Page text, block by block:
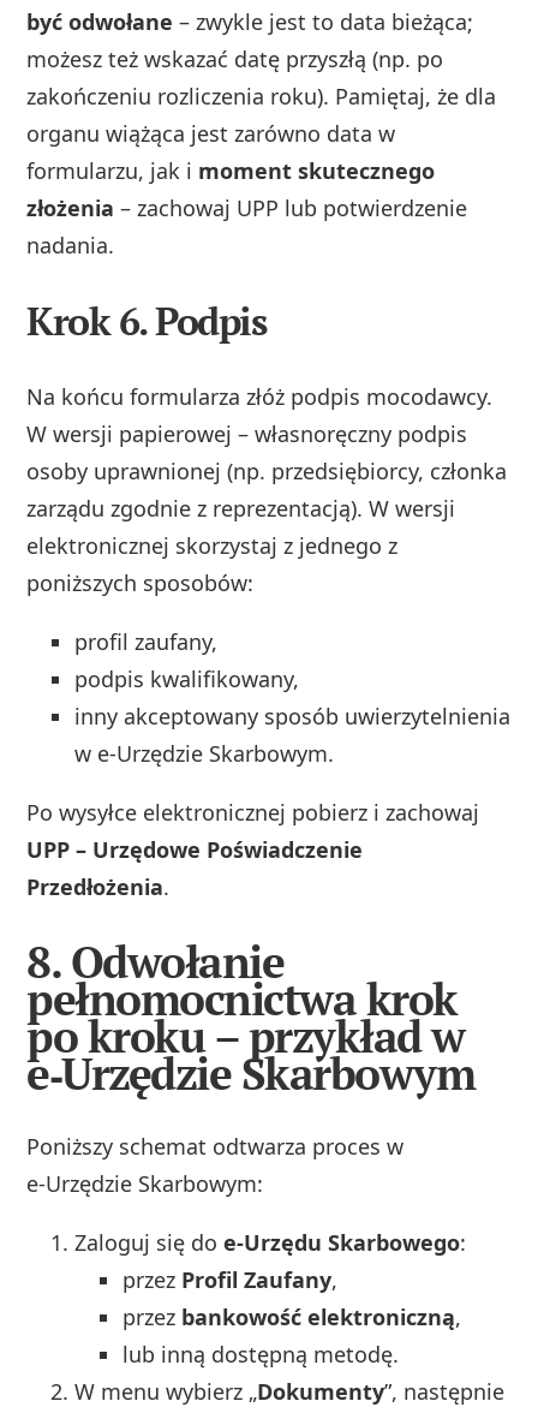
być odwołane – zwykle jest to data bieżąca;
możesz też wskazać datę przyszłą (np. po
zakończeniu rozliczenia roku). Pamiętaj, że dla
organu wiążąca jest zarówno data w
formularzu, jak i moment skutecznego
złożenia – zachowaj UPP lub potwierdzenie
nadania.
Krok 6. Podpis
Na końcu formularza złóż podpis mocodawcy.
W wersji papierowej – własnoręczny podpis
osoby uprawnionej (np. przedsiębiorcy, członka
zarządu zgodnie z reprezentacją). W wersji
elektronicznej skorzystaj z jednego z
poniższych sposobów:
profil zaufany,
podpis kwalifikowany,
inny akceptowany sposób uwierzytelnienia
w e‑Urzędzie Skarbowym.
Po wysyłce elektronicznej pobierz i zachowaj
UPP – Urzędowe Poświadczenie
Przedłożenia.
8. Odwołanie
pełnomocnictwa krok
po kroku – przykład w
e‑Urzędzie Skarbowym
Poniższy schemat odtwarza proces w
e‑Urzędzie Skarbowym:
Zaloguj się doe‑Urzędu Skarbowego:
przez Profil Zaufany,
przez bankowość elektroniczną,
lub inną dostępną metodę.
W menu wybierz „Dokumenty”, następnie